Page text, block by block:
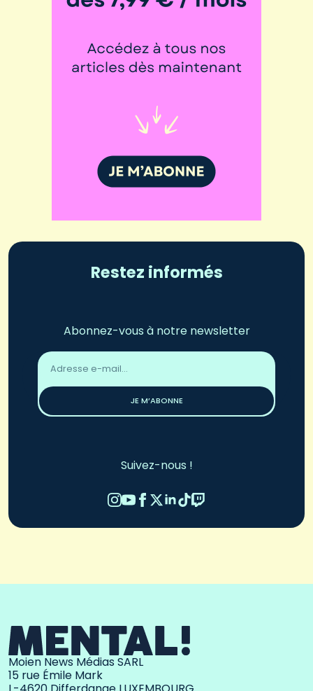
Restez informés
Abonnez-vous à notre newsletter
Adresse
email
JE M’ABONNE
Suivez-nous !
Moien News Médias SARL
15 rue Émile Mark